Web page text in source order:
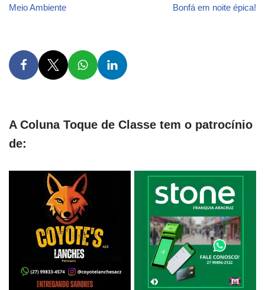
Meio Ambiente
Bonfá em noite épica!
A Coluna Toque de Classe tem o patrocínio
de: